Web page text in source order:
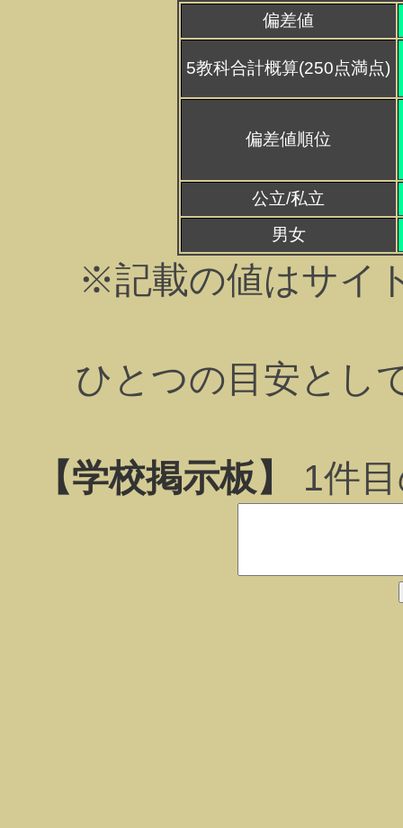
偏差値
5教科合計概算(250点満点)
偏差値順位
公立/私立
男女
※記載の値はサイ
ひとつの目安とし
【学校掲示板】 1件